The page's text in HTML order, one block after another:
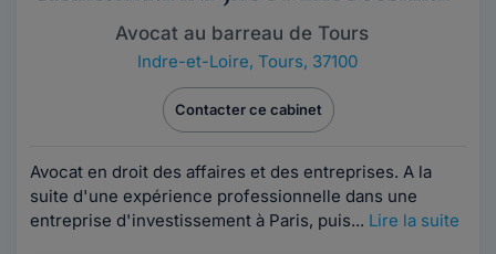
Avocat au barreau de Tours
Indre-et-Loire, Tours, 37100
Contacter ce cabinet
Avocat en droit des affaires et des entreprises. A la
suite d'une expérience professionnelle dans une
entreprise d'investissement à Paris, puis... Lire la suite